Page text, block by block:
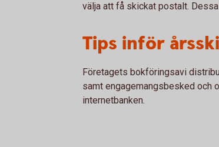
välja att få skickat postalt.
Tips inför
Företagets bokföringsavi
samt engagemangsbesked och
internetbanken.